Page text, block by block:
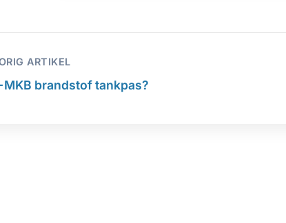
ARTIKEL
MKB brandstof tankpas?